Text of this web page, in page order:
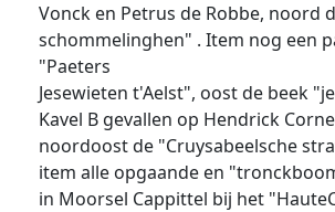
Vonck en Petrus de Robbe, noord
schommelinghen" . Item nog een
"Paeters
Jesewieten t'Aelst", oost de beek
Kavel B gevallen op Hendrick
noordoost de "Cruysabeelsche
item alle opgaande en
in Moorsel Cappittel bij het